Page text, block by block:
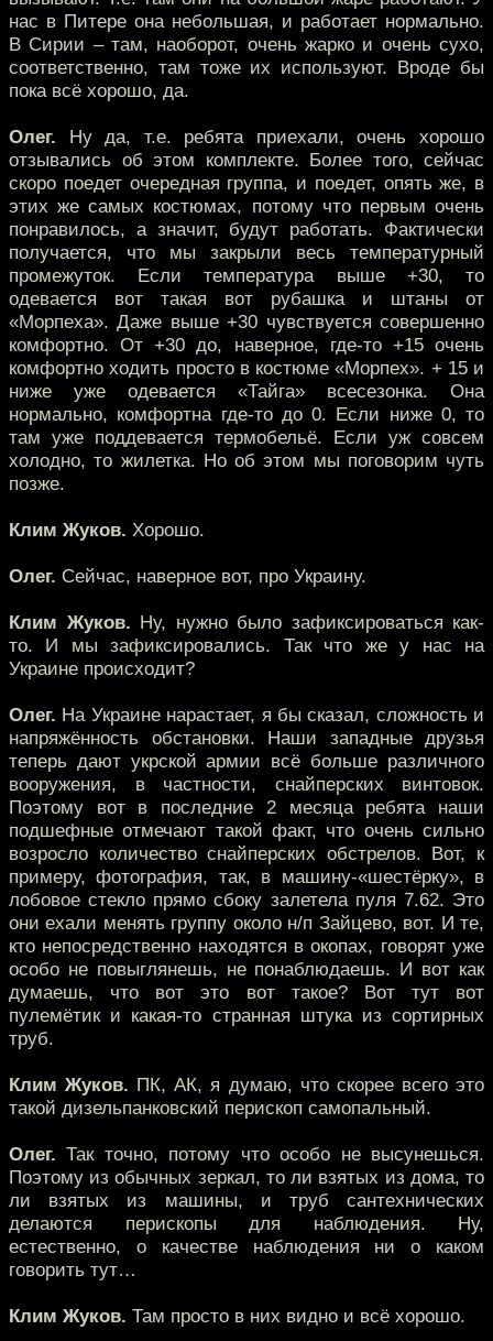
нас в Питере она небольшая, и работает нормально.
В Сирии – там, наоборот, очень жарко и очень сухо,
соответственно, там тоже их используют. Вроде бы
пока всё хорошо, да.
Олег. Ну да, т.е. ребята приехали, очень хорошо
отзывались об этом комплекте. Более того, сейчас
скоро поедет очередная группа, и поедет, опять же, в
этих же самых костюмах, потому что первым очень
понравилось, а значит, будут работать. Фактически
получается, что мы закрыли весь температурный
промежуток. Если температура выше +30, то
одевается вот такая вот рубашка и штаны от
«Морпеха». Даже выше +30 чувствуется совершенно
комфортно. От +30 до, наверное, где-то +15 очень
комфортно ходить просто в костюме «Морпех». + 15 и
ниже уже одевается «Тайга» всесезонка. Она
нормально, комфортна где-то до 0. Если ниже 0, то
там уже поддевается термобельё. Если уж совсем
холодно, то жилетка. Но об этом мы поговорим чуть
позже.
Клим Жуков. Хорошо.
Олег. Сейчас, наверное вот, про Украину.
Клим Жуков. Ну, нужно было зафиксироваться как-
то. И мы зафиксировались. Так что же у нас на
Украине происходит?
Олег. На Украине нарастает, я бы сказал, сложность и
напряжённость обстановки. Наши западные друзья
теперь дают укрской армии всё больше различного
вооружения, в частности, снайперских винтовок.
Поэтому вот в последние 2 месяца ребята наши
подшефные отмечают такой факт, что очень сильно
возросло количество снайперских обстрелов. Вот, к
примеру, фотография, так, в машину-«шестёрку», в
лобовое стекло прямо сбоку залетела пуля 7.62. Это
они ехали менять группу около н/п Зайцево, вот. И те,
кто непосредственно находятся в окопах, говорят уже
особо не повыглянешь, не понаблюдаешь. И вот как
думаешь, что вот это вот такое? Вот тут вот
пулемётик и какая-то странная штука из сортирных
труб.
Клим Жуков. ПК, АК, я думаю, что скорее всего это
такой дизельпанковский перископ самопальный.
Олег. Так точно, потому что особо не высунешься.
Поэтому из обычных зеркал, то ли взятых из дома, то
ли взятых из машины, и труб сантехнических
делаются перископы для наблюдения. Ну,
естественно, о качестве наблюдения ни о каком
говорить тут…
Клим Жуков. Там просто в них видно и всё хорошо.